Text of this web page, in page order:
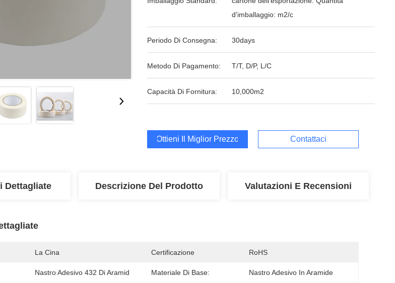
d'imballaggio: m2/c
Periodo Di Consegna: 30days
Metodo Di Pagamento: T/T, D/P, L/C
Capacità Di Fornitura: 10,000m2
Ottieni Il Miglior Prezzo Contattaci
Dettagliate Descrizione Del Prodotto Valutazioni E Recensioni
La Cina Certificazione RoHS
Nastro Adesivo 432 Di Aramid Materiale Di Base: Nastro Adesivo In Aramide